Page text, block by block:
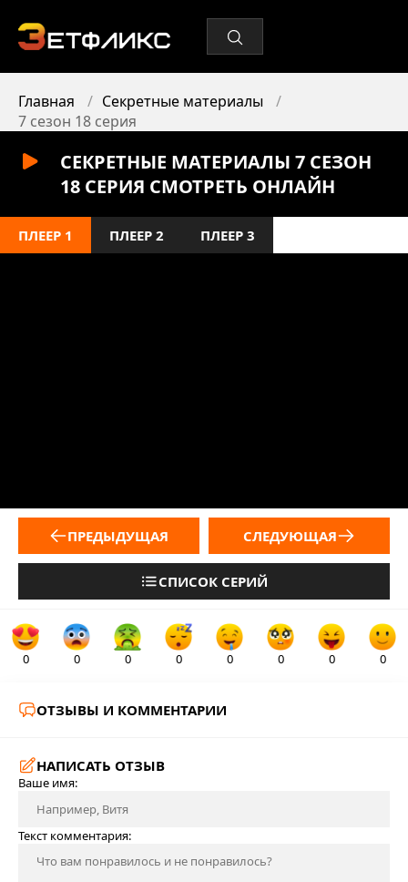
Главная
Секретные материалы
7 сезон 18 серия
СЕКРЕТНЫЕ МАТЕРИАЛЫ 7 СЕЗОН
18 СЕРИЯ СМОТРЕТЬ ОНЛАЙН
ПЛЕЕР 1 ПЛЕЕР 2 ПЛЕЕР 3
ПРЕДЫДУЩАЯ
СПИСОК СЕРИЙ
СЛЕДУЮЩАЯ
0 0 0 0 0 0 0 0
ОТЗЫВЫ И КОММЕНТАРИИ
НАПИСАТЬ ОТЗЫВ
Ваше имя:
Текст комментария: